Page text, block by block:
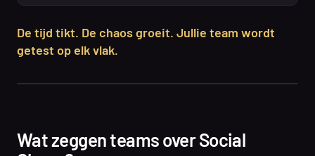
De tijd tikt. De chaos groeit. Jullie team wordt
getest op elk vlak.
Wat zeggen teams over Social